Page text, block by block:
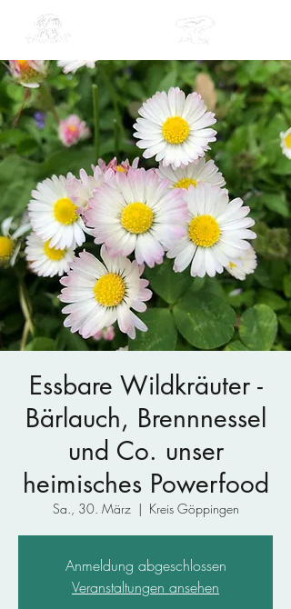
Essbare Wildkräuter -
Bärlauch, Brennnessel
und Co. unser
heimisches Powerfood
Sa., 30. März
  |
Kreis Göppingen
Anmeldung abgeschlossen
Veranstaltungen ansehen